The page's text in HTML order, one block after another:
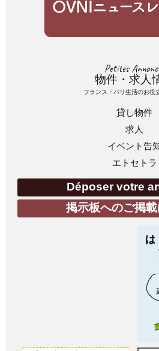
Petites
物件・求人
フランス・パリ生活のお役
貸し物件
求人
イベント告
エトセトラ
Déposer votre
掲示板へのご掲